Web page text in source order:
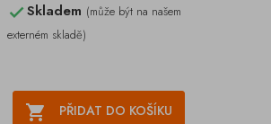
Skladem (může být na našem
externém skladě)
 PŘIDAT DO KOŠÍKU